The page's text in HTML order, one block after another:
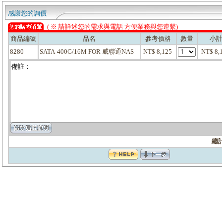
感謝您的詢價
( ※ 請詳述您的需求與電話 方便業務與您連繫)
商品編號
品名 參考價格 數量
小計
8280
SATA-400G/16M FOR 威聯通NAS NT$ 8,125 NT$
總